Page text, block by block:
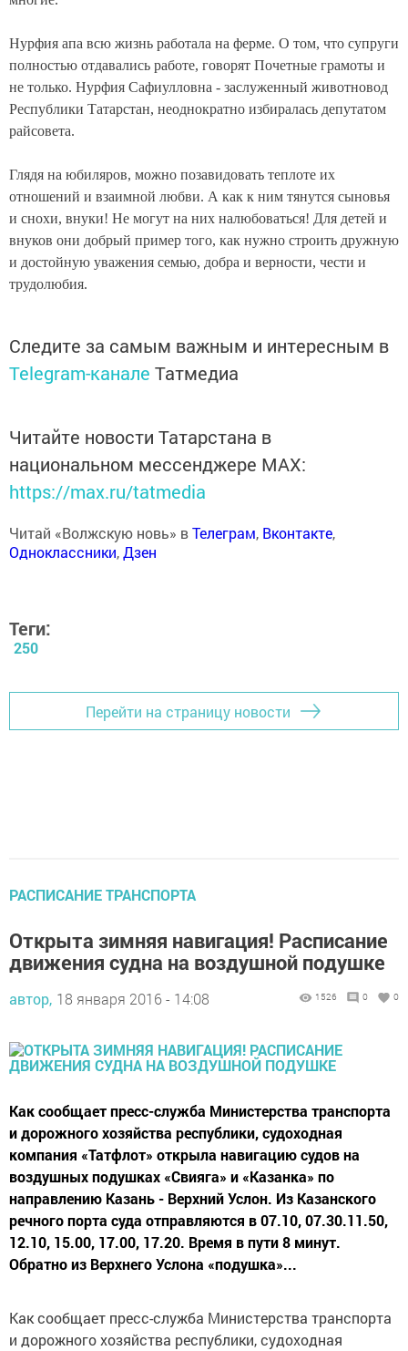
Нурфия апа всю жизнь работала на ферме. О том, что супруги
полностью отдавались работе, говорят Почетные грамоты и
не только. Нурфия Сафиулловна - заслуженный животновод
Республики Татарстан, неоднократно избиралась депутатом
райсовета.
Глядя на юбиляров, можно позавидовать теплоте их
отношений и взаимной любви. А как к ним тянутся сыновья
и снохи, внуки! Не могут на них налюбоваться! Для детей и
внуков они добрый пример того, как нужно строить дружную
и достойную уважения семью, добра и верности, чести и
трудолюбия.
Следите за самым важным и интересным в
Telegram-канале Татмедиа
Читайте новости Татарстана в
национальном мессенджере MАХ:
https://max.ru/tatmedia
Читай «Волжскую новь» вТелеграм, Вконтакте,
Одноклассники,Дзен
Теги:
250
Перейти на страницу новости
РАСПИСАНИЕ ТРАНСПОРТА
Открыта зимняя навигация! Расписание
движения судна на воздушной подушке
автор, 18 января 2016 - 14:08 1526 0 0
Как сообщает пресс-служба Министерства транспорта
и дорожного хозяйства республики, судоходная
компания «Татфлот» открыла навигацию судов на
воздушных подушках «Свияга» и «Казанка» по
направлению Казань - Верхний Услон. Из Казанского
речного порта суда отправляются в 07.10, 07.30.11.50,
12.10, 15.00, 17.00, 17.20. Время в пути 8 минут.
Обратно из Верхнего Услона «подушка»...
Как сообщает пресс-служба Министерства транспорта
и дорожного хозяйства республики, судоходная